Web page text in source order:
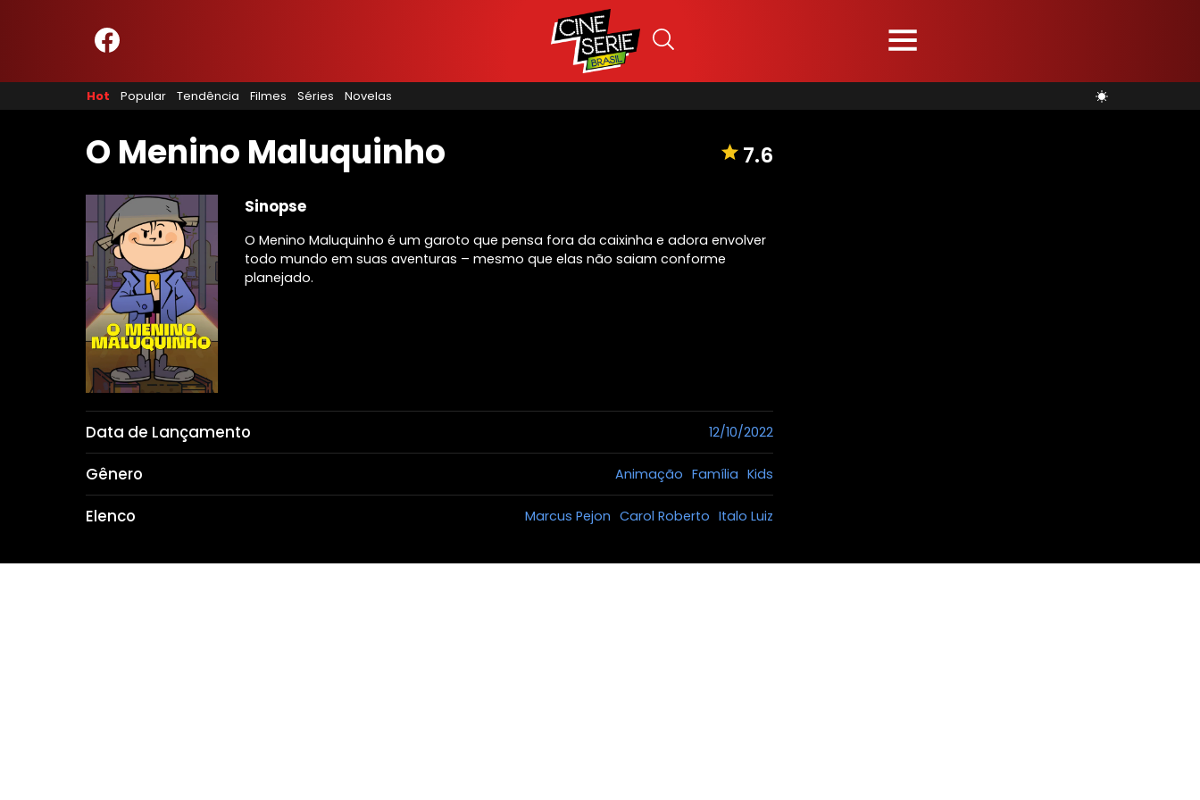
Hot Popular Tendência Filmes Séries Novelas
NOSSA EQUIPE
PRINCÍPIOS EDITORIAIS
TERMOS E CONDIÇÕES
CONTATO
Tendência
O Menino Maluquinho 7.6
Sinopse
O Menino Maluquinho é um garoto que pensa fora da caixinha e adora envolver
todo mundo em suas aventuras – mesmo que elas não saiam conforme
planejado.
Data de Lançamento 12/10/2022
Gênero Animação Família Kids
Elenco Marcus Pejon Carol Roberto Italo Luiz